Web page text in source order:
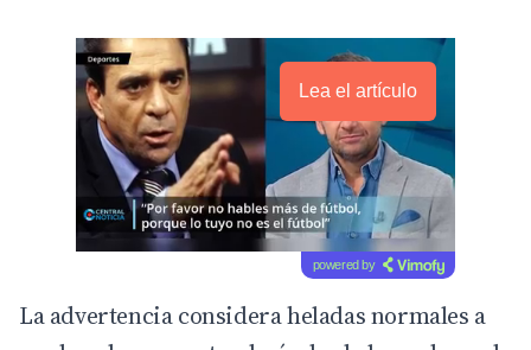
Lea el artículo
powered by
La advertencia considera heladas normales a